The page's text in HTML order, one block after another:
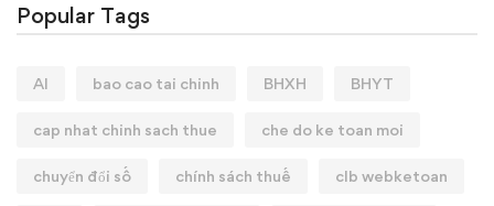
Popular Tags
AI bao cao tai chinh BHXH BHYT
cap nhat chinh sach thue che do ke toan moi
chuyển đổi số chính sách thuế clb webketoan